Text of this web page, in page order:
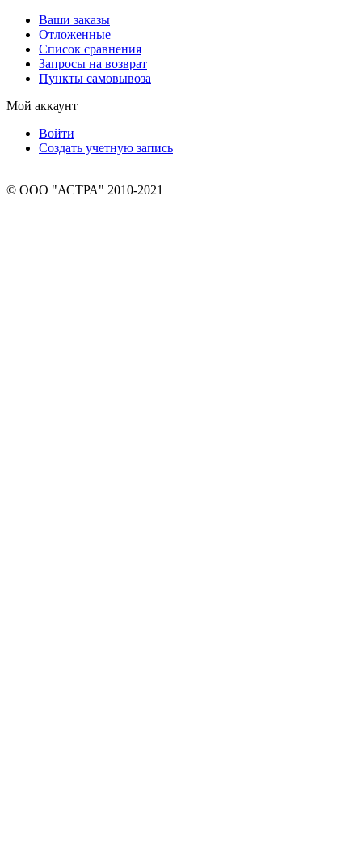
Ваши заказы
Отложенные
Список сравнения
Запросы на возврат
Пункты самовывоза
Мой аккаунт
Войти
Создать учетную запись
© ООО "АСТРА" 2010-2021